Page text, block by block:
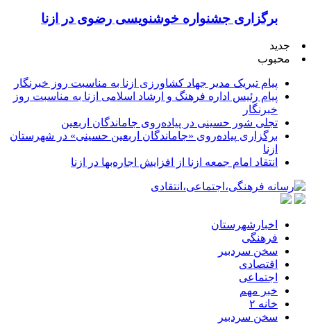
برگزاری جشنواره خوشنویسی رضوی در ازنا
جدید
محبوب
پیام تبریک مدیر جهاد کشاورزی ازنا به مناسبت روز خبرنگار
پیام رئیس اداره فرهنگ و ارشاد اسلامی ازنا به مناسبت روز
خبرنگار
تجلی شور حسینی در پیاده‌روی جاماندگان اربعین
برگزاری پیاده‌روی «جاماندگان اربعین حسینی» در شهرستان
ازنا
انتقاد امام جمعه ازنا از افزایش اجاره‌بها در ازنا
اخبارشهرستان
فرهنگی
سخن سردبیر
اقتصادی
اجتماعی
خبر مهم
خانه ۲
سخن سردبیر